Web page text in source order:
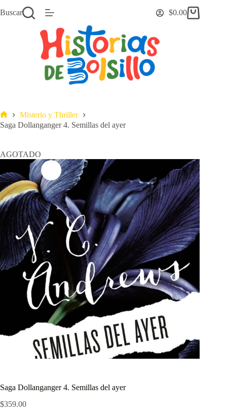
al
Buscar
Carro
$0.00
Inicio
Misterio y Thriller
Saga Dollanganger 4. Semillas del ayer
AGOTADO
Saga Dollanganger 4. Semillas del ayer
$359.00